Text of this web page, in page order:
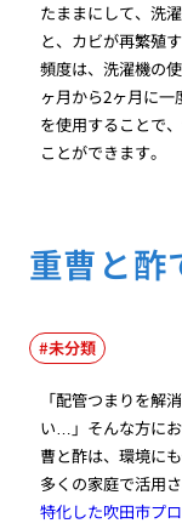
たままにして、洗
と、カビが再繁殖
頻度は、洗濯機の
ヶ月から2ヶ月に
を使用することで
ことができます。
重曹と酢
未分類
「配管つまりを解
い…」そんな方に
曹と酢は、環境に
多くの家庭で活用
特化した吹田市プ